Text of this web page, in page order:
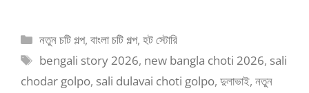
Categories
নতুন চটি গল্প,বাংলা চটি গল্প,হট স্টোরি
Tags
bengali story 2026, new bangla choti 2026, sali
chodar golpo, sali dulavai choti golpo, দুলাভাই, নতুন